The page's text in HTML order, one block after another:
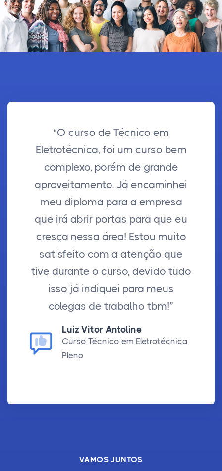
“O curso de Técnico em
Eletrotécnica, foi um curso bem
complexo, porém de grande
aproveitamento. Já encaminhei
meu diploma para a empresa
que irá abrir portas para que eu
cresça nessa área! Estou muito
satisfeito com a atenção que
tive durante o curso, devido tudo
isso já indiquei para meus
colegas de trabalho tbm!”
Luiz Vitor Antoline
Curso Técnico em Eletrotécnica
Pleno
VAMOS JUNTOS